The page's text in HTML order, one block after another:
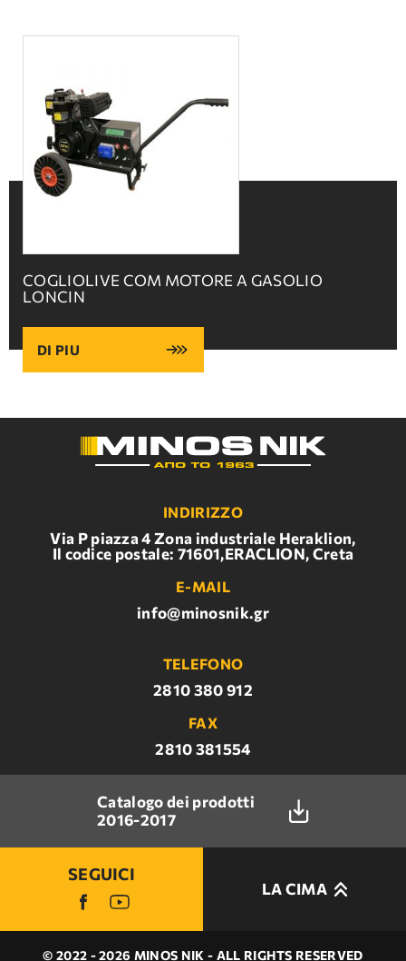
COGLIOLIVE COM MOTORE A GASOLIO
LONCIN
DI PIU
INDIRIZZO
Via P piazza 4 Zona industriale Heraklion,
Il codice postale: 71601,ERACLION, Creta
E-MAIL
info@minosnik.gr
TELEFONO
2810 380 912
FAX
2810 381554
Catalogo dei prodotti
2016-2017
SEGUICI
LA CIMA
© 2022 - 2026 MINOS NIK - ALL RIGHTS RESERVED